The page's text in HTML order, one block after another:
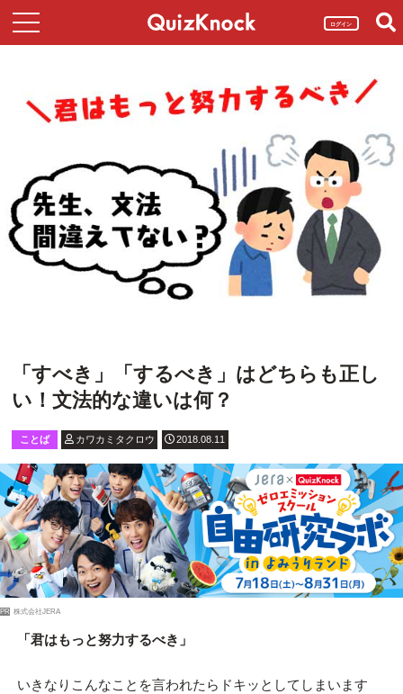
ログイン
「すべき」「するべき」はどちらも正し
い！文法的な違いは何？
ことば カワカミタクロウ 2018.08.11
PR 株式会社JERA
「君はもっと努力するべき」
いきなりこんなことを言われたらドキッとしてしまいます